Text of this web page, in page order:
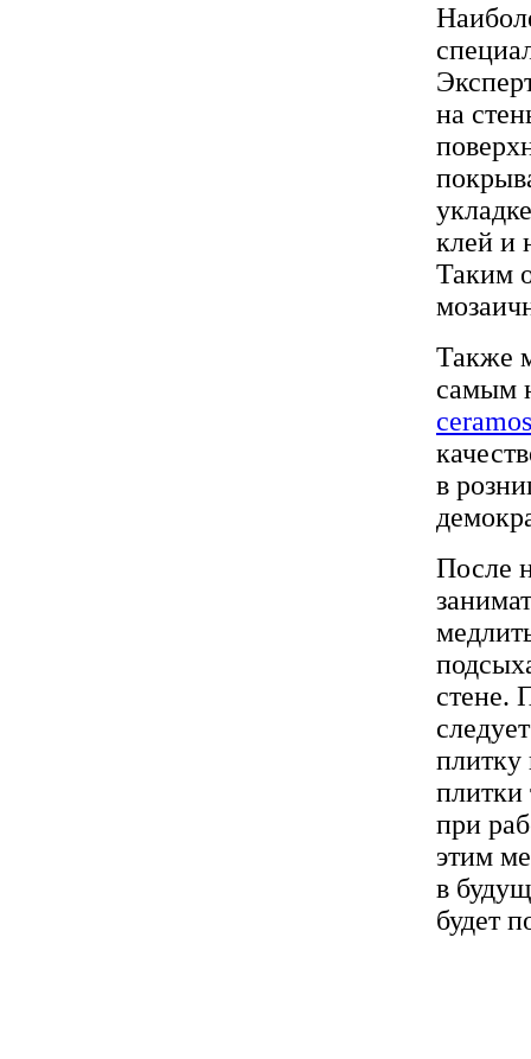
на
клей и
Таким
Также
самым
в
После
стене.
плитку
плитки
при
этим
в
будет